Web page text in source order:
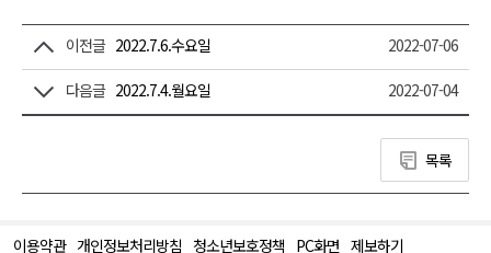
이전글 2022.7.6.수요일 2022-07-06
다음글 2022.7.4.월요일 2022-07-04
목록
이용약관 개인정보처리방침 청소년보호정책 PC화면 제보하기